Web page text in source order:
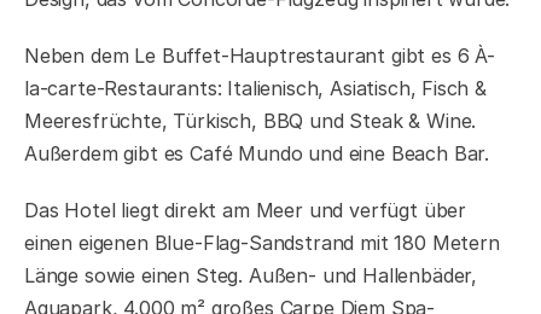
Neben dem Le Buffet-Hauptrestaurant gibt es 6 À-
la-carte-Restaurants: Italienisch, Asiatisch, Fisch &
Meeresfrüchte, Türkisch, BBQ und Steak & Wine.
Außerdem gibt es Café Mundo und eine Beach Bar.
Das Hotel liegt direkt am Meer und verfügt über
einen eigenen Blue-Flag-Sandstrand mit 180 Metern
Länge sowie einen Steg. Außen- und Hallenbäder,
Aquapark, 4.000 m² großes Carpe Diem Spa-